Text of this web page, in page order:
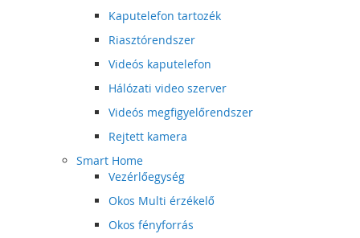
Kaputelefon tartozék
Riasztórendszer
Videós kaputelefon
Hálózati video szerver
Videós megfigyelőrendszer
Rejtett kamera
Smart Home
Vezérlőegység
Okos Multi érzékelő
Okos fényforrás